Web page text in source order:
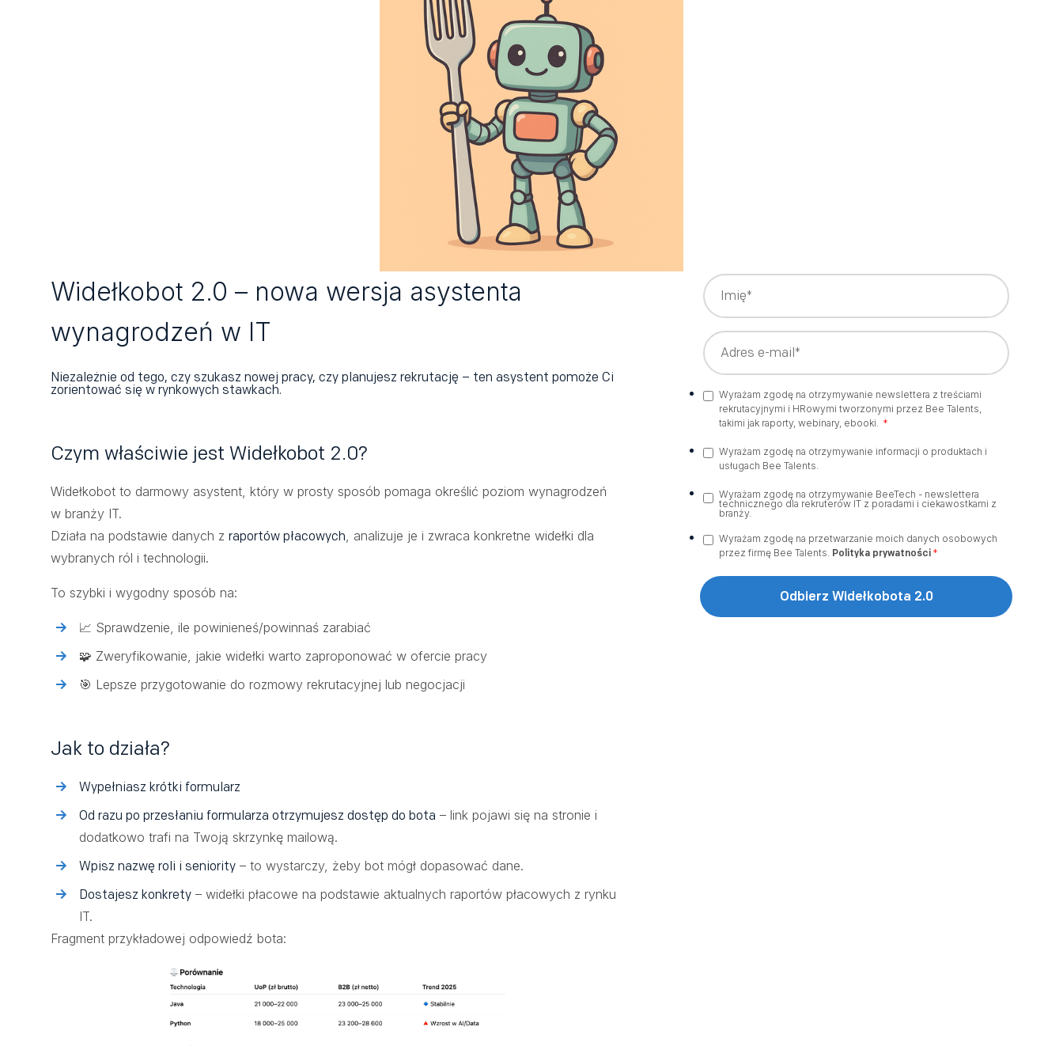
Widełkobot 2.0 – nowa wersja asystenta
wynagrodzeń w IT
Niezależnie od tego, czy szukasz nowej pracy, czy planujesz rekrutację – ten asystent pomoże Ci
zorientować się w rynkowych stawkach.
Czym właściwie jest Widełkobot 2.0?
Widełkobot to darmowy asystent, który w prosty sposób pomaga określić poziom wynagrodzeń
w branży IT.
Działa na podstawie danych z raportów płacowych, analizuje je i zwraca konkretne widełki dla
wybranych ról i technologii.
To szybki i wygodny sposób na:
📈 Sprawdzenie, ile powinieneś/powinnaś zarabiać
🧩 Zweryfikowanie, jakie widełki warto zaproponować w ofercie pracy
🎯 Lepsze przygotowanie do rozmowy rekrutacyjnej lub negocjacji
Jak to działa?
Wypełniasz krótki formularz
Od razu po przesłaniu formularza otrzymujesz dostęp do bota – link pojawi się na stronie i
dodatkowo trafi na Twoją skrzynkę mailową.
Wpisz nazwę roli i seniority – to wystarczy, żeby bot mógł dopasować dane.
Dostajesz konkrety – widełki płacowe na podstawie aktualnych raportów płacowych z rynku
IT.
Fragment przykładowej odpowiedź bota:
Wyrażam zgodę na otrzymywanie newslettera z treściami
rekrutacyjnymi i HRowymi tworzonymi przez Bee Talents,
takimi jak raporty, webinary, ebooki. *
Wyrażam zgodę na otrzymywanie informacji o produktach i
usługach Bee Talents.
Wyrażam zgodę na otrzymywanie BeeTech - newslettera
technicznego dla rekruterów IT z poradami i ciekawostkami z
branży.
Wyrażam zgodę na przetwarzanie moich danych osobowych
przez firmę Bee Talents. Polityka prywatności *